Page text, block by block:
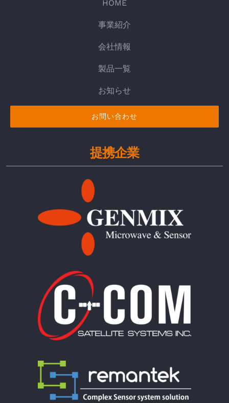
HOME
事業紹介
会社情報
製品一覧
お知らせ
お問い合わせ
提携企業